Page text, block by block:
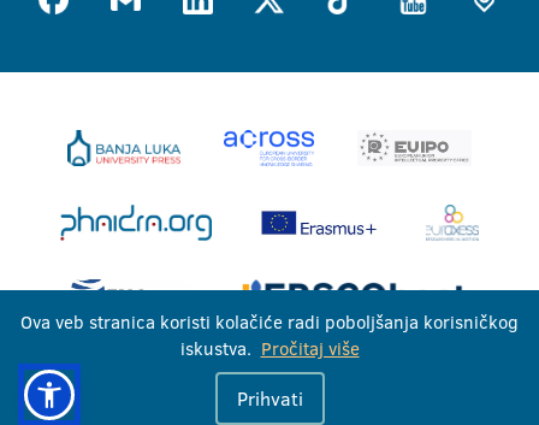
Univerzitet u Banjoj Luci © 2026
Ova veb stranica koristi kolačiće radi poboljšanja korisničkog
iskustva. Pročitaj više
Prihvati